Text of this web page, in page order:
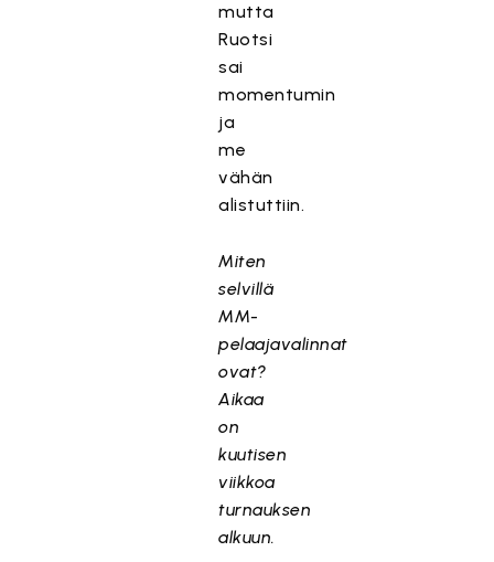
mutta
Ruotsi
sai
momentumin
ja
me
vähän
alistuttiin.
Miten
selvillä
MM-
pelaajavalinnat
ovat?
Aikaa
on
kuutisen
viikkoa
turnauksen
alkuun.